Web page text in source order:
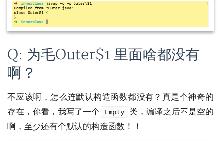
Q: 为毛Outer$1 里面啥都没有
啊？
不应该啊，怎么连默认构造函数都没有？真是个神奇的
存在，你看，我写了一个
Empty
类，编译之后不是空的
啊，至少还有个默认的构造函数！！